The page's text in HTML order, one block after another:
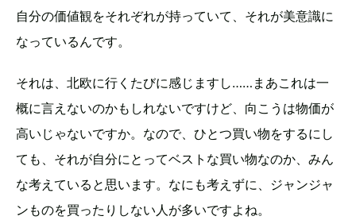
自分の価値観をそれぞれが持っていて、それが美意識に
なっているんです。
それは、北欧に行くたびに感じますし……まあこれは一
概に言えないのかもしれないですけど、向こうは物価が
高いじゃないですか。なので、ひとつ買い物をするにし
ても、それが自分にとってベストな買い物なのか、みん
な考えていると思います。なにも考えずに、ジャンジャ
ンものを買ったりしない人が多いですよね。